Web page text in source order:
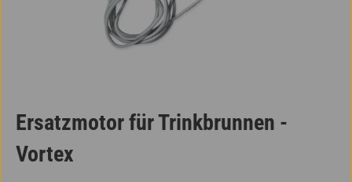
Ersatzmotor für Trinkbrunnen -
Vortex